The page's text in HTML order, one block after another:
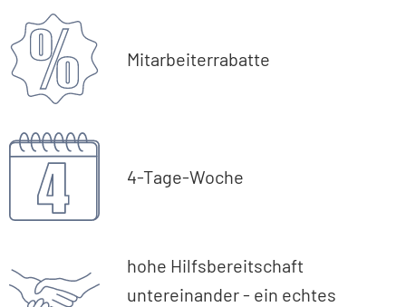
Mitarbeiterrabatte
4-Tage-Woche
hohe Hilfsbereitschaft
untereinander - ein echtes